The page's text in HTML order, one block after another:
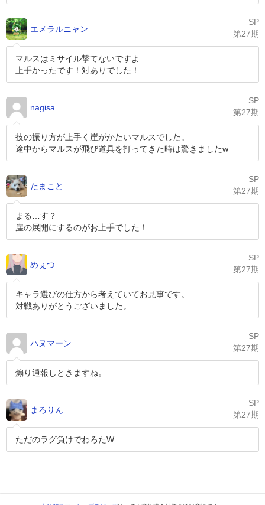
エメラルニャン
SP
第27期
マルスはミサイル撃てないですよ
上手かったです！対ありでした！
nagisa
SP
第27期
技の振り方が上手く崖がかたいマルスでした。
途中からマルスが飛び道具を打ってきた時は驚きましたw
たまこと
SP
第27期
まる…す？
崖の展開にするのがお上手でした！
めぇつ
SP
第27期
キャラ選びの仕方から考えていてお見事です。
対戦ありがとうございました。
ハヌマーン
SP
第27期
煽り通報しときますね。
まろりん
SP
第27期
ただのラグ負けでわろたW